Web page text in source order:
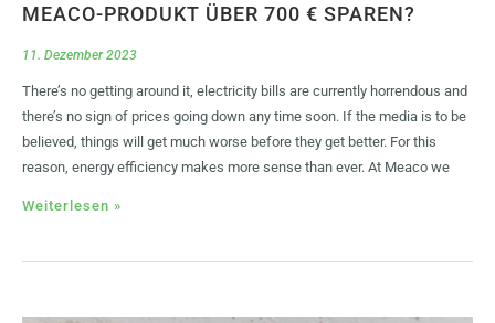
MEACO-PRODUKT ÜBER 700 € SPAREN?
11. Dezember 2023
There’s no getting around it, electricity bills are currently horrendous and
there’s no sign of prices going down any time soon. If the media is to be
believed, things will get much worse before they get better. For this
reason, energy efficiency makes more sense than ever. At Meaco we
Weiterlesen »